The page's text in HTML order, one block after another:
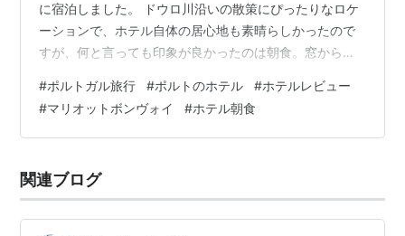
に宿泊しました。 ドウロ川沿いの散策にぴったりなロケ
ーションで、ホテル自体の居心地も素晴らしかったので
すが、何と言っても印象が良かったのは朝食。窓から朝
ダー形式の朝食を楽しめるのです。選べるメニューが豊
富でどれも美味しく、朝からたっぷり元気をチャージで
きました。 そこで今回は、実際に2泊していただいた朝
いホテルを探している人には、ぜひおすすめ…
#ポルトガル旅行 #ポルトのホテル #ホテルレビュー
#マリオットボンヴォイ #ホテル朝食
関連ブログ